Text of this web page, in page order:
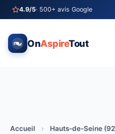
4.9/5· 500+ avis Google
OnAspireTout
Accueil › Hauts-de-Seine